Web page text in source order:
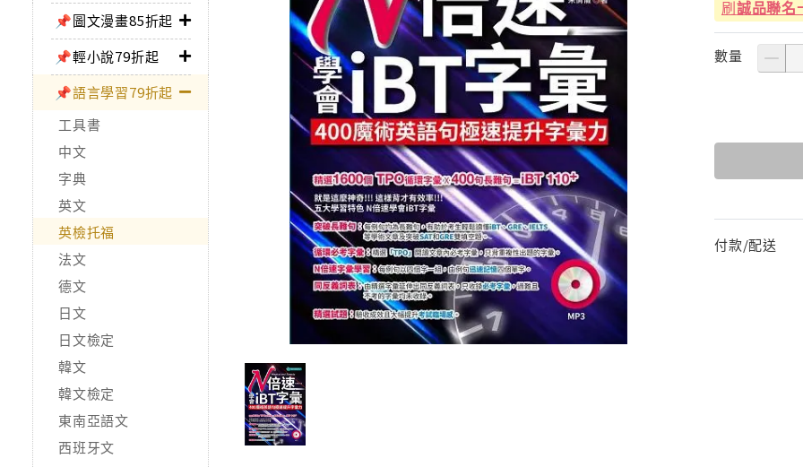
📌圖文漫畫85折起
📌輕小說79折起
📌語言學習79折起
工具書
中文
字典
英文
英檢托福
法文
德文
日文
日文檢定
韓文
韓文檢定
東南亞語文
西班牙文
刷誠品聯名
數量
付款/配送